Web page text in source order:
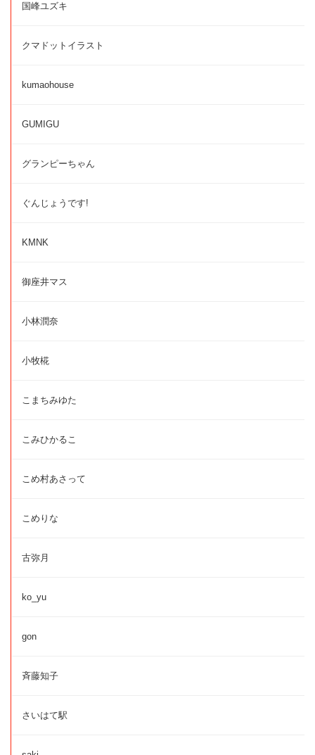
国峰ユズキ
クマドットイラスト
kumaohouse
GUMIGU
グランピーちゃん
ぐんじょうです!
KMNK
御座井マス
小林潤奈
小牧椛
こまちみゆた
こみひかるこ
こめ村あさって
こめりな
古弥月
ko_yu
gon
斉藤知子
さいはて駅